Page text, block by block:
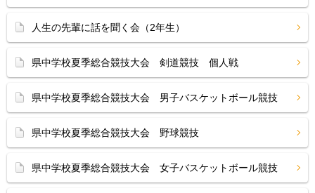
人生の先輩に話を聞く会（2年生）
県中学校夏季総合競技大会 剣道競技 個人戦
県中学校夏季総合競技大会 男子バスケットボール競技
県中学校夏季総合競技大会 野球競技
県中学校夏季総合競技大会 女子バスケットボール競技